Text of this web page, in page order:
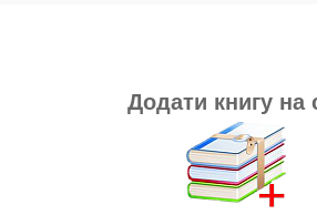
Додати книгу на